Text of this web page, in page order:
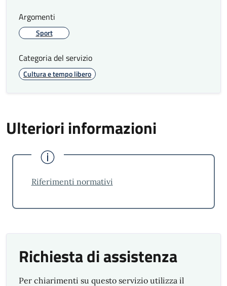
Argomenti
Sport
Categoria del servizio
Cultura e tempo libero
Ulteriori informazioni
Riferimenti normativi
Richiesta di assistenza
Per chiarimenti su questo servizio utilizza il